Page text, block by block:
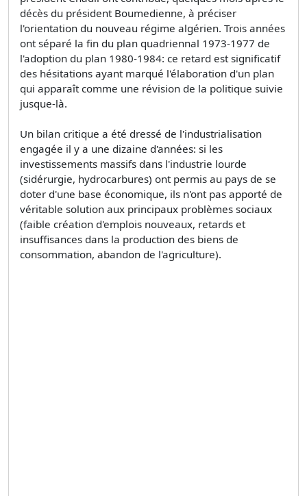
décès du président Boumedienne, à préciser
l'orientation du nouveau régime algérien. Trois années
ont séparé la fin du plan quadriennal 1973-1977 de
l'adoption du plan 1980-1984: ce retard est significatif
des hésitations ayant marqué l'élaboration d'un plan
qui apparaît comme une révision de la politique suivie
jusque-là.
Un bilan critique a été dressé de l'industrialisation
engagée il y a une dizaine d'années: si les
investissements massifs dans l'industrie lourde
(sidérurgie, hydrocarbures) ont permis au pays de se
doter d'une base économique, ils n'ont pas apporté de
véritable solution aux principaux problèmes sociaux
(faible création d'emplois nouveaux, retards et
insuffisances dans la production des biens de
consommation, abandon de l'agriculture).